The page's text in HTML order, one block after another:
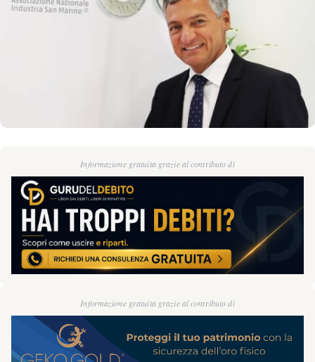
Informazione gratuita grazie al contributo di
Informazione gratuita grazie al contributo di